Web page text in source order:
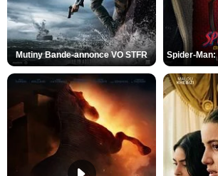
Mutiny Bande-annonce VO STFR